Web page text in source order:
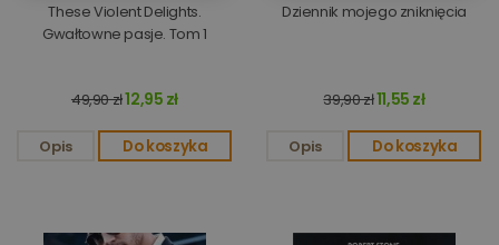
These Violent Delights.
Gwałtowne pasje. Tom 1
49,90 zł12,95 zł
Opis Do koszyka
Dziennik mojego zniknięcia
39,90 zł11,55 zł
Opis Do koszyka